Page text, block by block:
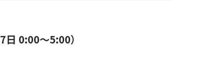
日 0:00〜5:00）